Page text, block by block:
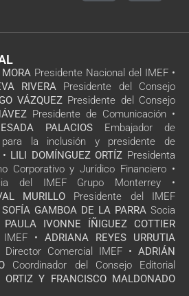
MORA Presidente Nacional del IMEF •
RIVERA Presidente del Consejo
VÁZQUEZ Presidente del Consejo
Presidente de Comunicación •
PALACIOS Embajador de
para la inclusión y presidente de
LILI DOMÍNGUEZ ORTÍZ Presidenta
Corporativo y Jurídico Financiero •
del IMEF Grupo Monterrey •
MURILLO Presidente del IMEF
SOFÍA GAMBOA DE LA PARRA Socia
PAULA IVONNE ÍÑIGUEZ COTTIER
IMEF • ADRIANA REYES URRUTIA
Director Comercial IMEF • ADRIÁN
Coordinador del Consejo Editorial
ORTIZ Y FRANCISCO MALDONADO